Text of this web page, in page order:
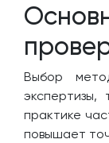
Выбор
практике
повышает